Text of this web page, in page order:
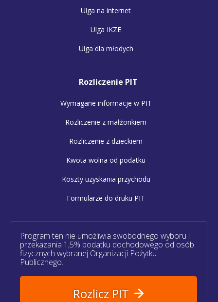
Ulga na internet
Ulga IKZE
Ulga dla młodych
Rozliczenie PIT
Wymagane informacje w PIT
Rozliczenie z małżonkiem
Rozliczenie z dzieckiem
Kwota wolna od podatku
Koszty uzyskania przychodu
Formularze do druku PIT
Program ten nie umożliwia swobodnego wyboru i
przekazania 1,5% podatku dochodowego od osób
fizycznych wybranej Organizacji Pożytku
Publicznego.
Rozlicz PIT